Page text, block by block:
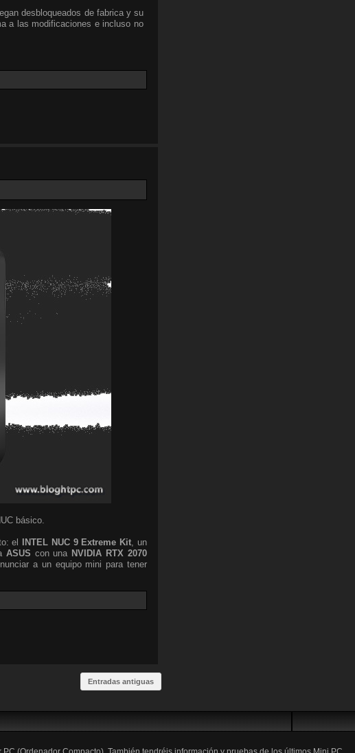
desbloqueados de fabrica y su
a las modificaciones e incluso no
básico.
el INTEL NUC 9 Extreme Kit, un
ASUS con una NVIDIA RTX 2070
a un equipo mini para tener
Entradas antiguas